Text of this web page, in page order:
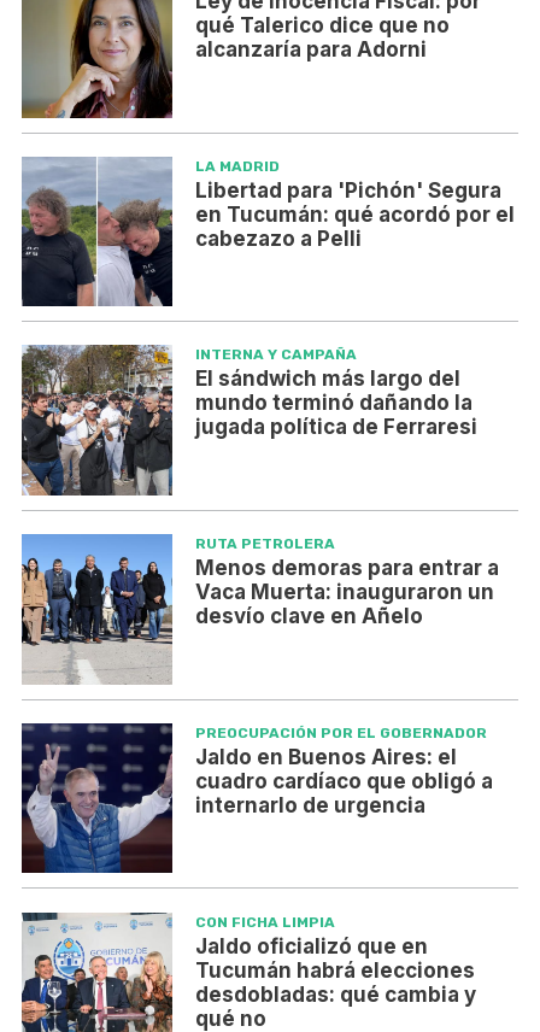
qué Talerico dice que no
alcanzaría para Adorni
LA MADRID
Libertad para 'Pichón' Segura
en Tucumán: qué acordó por el
cabezazo a Pelli
INTERNA Y CAMPAÑA
El sándwich más largo del
mundo terminó dañando la
jugada política de Ferraresi
RUTA PETROLERA
Menos demoras para entrar a
Vaca Muerta: inauguraron un
desvío clave en Añelo
PREOCUPACIÓN POR EL GOBERNADOR
Jaldo en Buenos Aires: el
cuadro cardíaco que obligó a
internarlo de urgencia
CON FICHA LIMPIA
Jaldo oficializó que en
Tucumán habrá elecciones
desdobladas: qué cambia y
qué no